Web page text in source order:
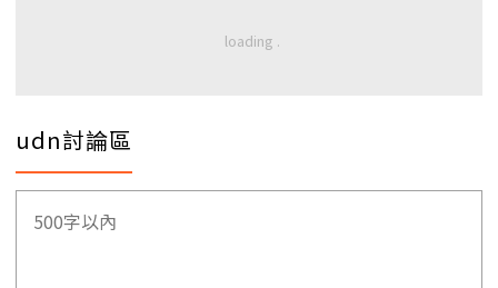
udn討論區